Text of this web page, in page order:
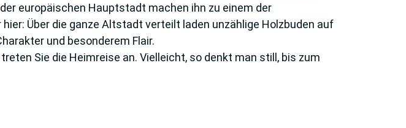
europäischen Hauptstadt machen ihn zu einem der
Über die ganze Altstadt verteilt laden unzählige Holzbuden auf
und besonderem Flair.
Sie die Heimreise an. Vielleicht, so denkt man still, bis zum